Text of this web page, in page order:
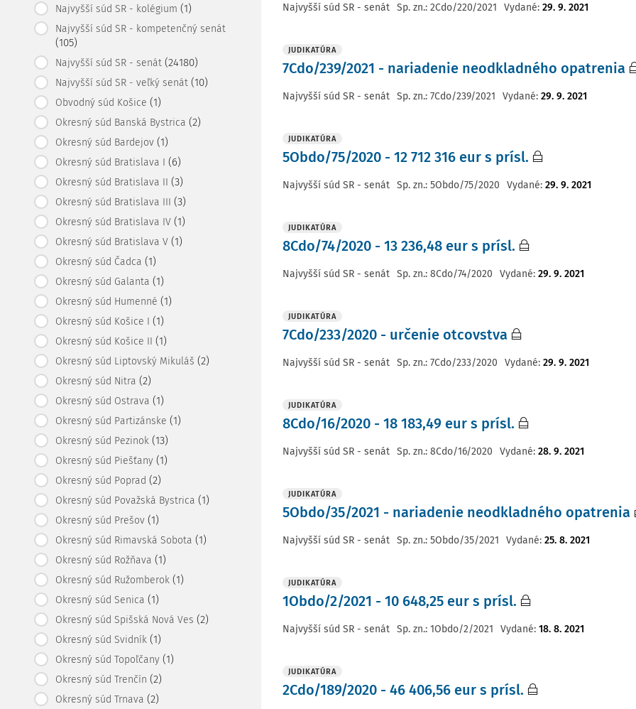
Najvyšší súd SR - kolégium (1)
Najvyšší súd SR - kompetenčný senát
(105)
Najvyšší súd SR - senát (24180)
Najvyšší súd SR - veľký senát (10)
Obvodný súd Košice (1)
Okresný súd Banská Bystrica (2)
Okresný súd Bardejov (1)
Okresný súd Bratislava I (6)
Okresný súd Bratislava II (3)
Okresný súd Bratislava III (3)
Okresný súd Bratislava IV (1)
Okresný súd Bratislava V (1)
Okresný súd Čadca (1)
Okresný súd Galanta (1)
Okresný súd Humenné (1)
Okresný súd Košice I (1)
Okresný súd Košice II (1)
Okresný súd Liptovský Mikuláš (2)
Okresný súd Nitra (2)
Okresný súd Ostrava (1)
Okresný súd Partizánske (1)
Okresný súd Pezinok (13)
Okresný súd Piešťany (1)
Okresný súd Poprad (2)
Okresný súd Považská Bystrica (1)
Okresný súd Prešov (1)
Okresný súd Rimavská Sobota (1)
Okresný súd Rožňava (1)
Okresný súd Ružomberok (1)
Okresný súd Senica (1)
Okresný súd Spišská Nová Ves (2)
Okresný súd Svidník (1)
Okresný súd Topoľčany (1)
Okresný súd Trenčín (2)
Okresný súd Trnava (2)
Najvyšší súd SR - senát Sp. zn.: 2Cdo/220/2021 Vydané: 29. 9. 2021
JUDIKATÚRA
7Cdo/239/2021 - nariadenie neodkladného opatrenia
Najvyšší súd SR - senát Sp. zn.: 7Cdo/239/2021 Vydané: 29. 9. 2021
JUDIKATÚRA
5Obdo/75/2020 - 12 712 316 eur s prísl.
Najvyšší súd SR - senát Sp. zn.: 5Obdo/75/2020 Vydané: 29. 9. 2021
JUDIKATÚRA
8Cdo/74/2020 - 13 236,48 eur s prísl.
Najvyšší súd SR - senát Sp. zn.: 8Cdo/74/2020 Vydané: 29. 9. 2021
JUDIKATÚRA
7Cdo/233/2020 - určenie otcovstva
Najvyšší súd SR - senát Sp. zn.: 7Cdo/233/2020 Vydané: 29. 9. 2021
JUDIKATÚRA
8Cdo/16/2020 - 18 183,49 eur s prísl.
Najvyšší súd SR - senát Sp. zn.: 8Cdo/16/2020 Vydané: 28. 9. 2021
JUDIKATÚRA
5Obdo/35/2021 - nariadenie neodkladného opatrenia
Najvyšší súd SR - senát Sp. zn.: 5Obdo/35/2021 Vydané: 25. 8. 2021
JUDIKATÚRA
1Obdo/2/2021 - 10 648,25 eur s prísl.
Najvyšší súd SR - senát Sp. zn.: 1Obdo/2/2021 Vydané: 18. 8. 2021
JUDIKATÚRA
2Cdo/189/2020 - 46 406,56 eur s prísl.